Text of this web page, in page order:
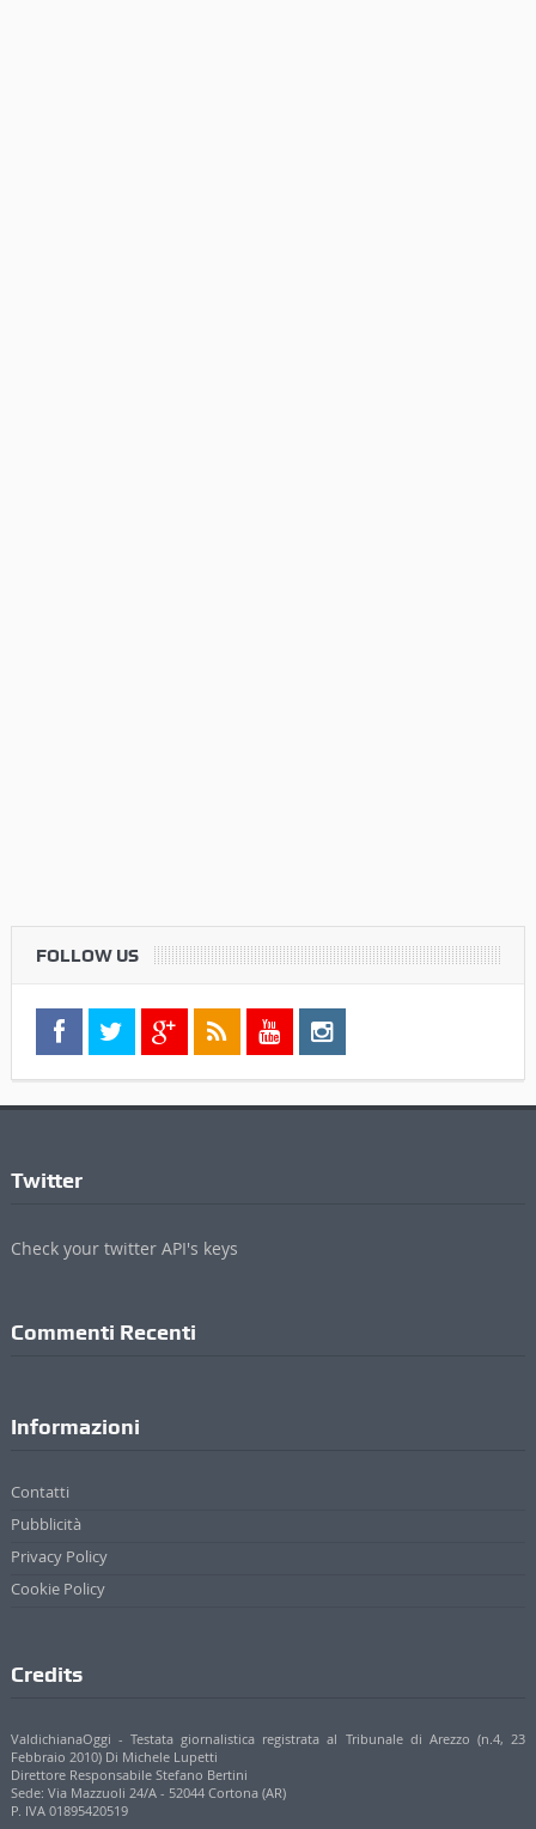
FOLLOW US
Twitter
Check your twitter API's keys
Commenti Recenti
Informazioni
Contatti
Pubblicità
Privacy Policy
Cookie Policy
Credits
ValdichianaOggi - Testata giornalistica registrata al Tribunale di Arezzo (n.4, 23
Febbraio 2010) Di Michele Lupetti
Direttore Responsabile Stefano Bertini
Sede: Via Mazzuoli 24/A - 52044 Cortona (AR)
P. IVA 01895420519